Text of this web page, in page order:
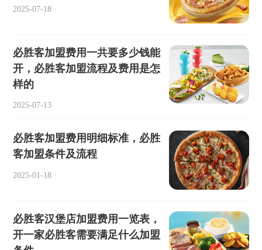
2025-07-18
必胜客加盟费用一共要多少钱能
开，必胜客加盟流程及费用是怎
样的
2025-07-13
必胜客加盟费用明细标准，必胜
客加盟条件及流程
2025-01-18
必胜客汉堡店加盟费用一览表，
开一家必胜客需要满足什么加盟